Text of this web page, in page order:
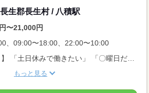
生郡長生村 / 八積駅
〜21,000円
、09:00〜18:00、22:00〜10:00
【自己申告シフト】 「土日休みで働きたい」 「〇曜日だけ働きたい」 働きたい日は事前に選べます。 お休み希望の曜日・時間についても 面談の際に教えてくださいね。 ※こちらは中型以上のお仕事の例です
もっと見る